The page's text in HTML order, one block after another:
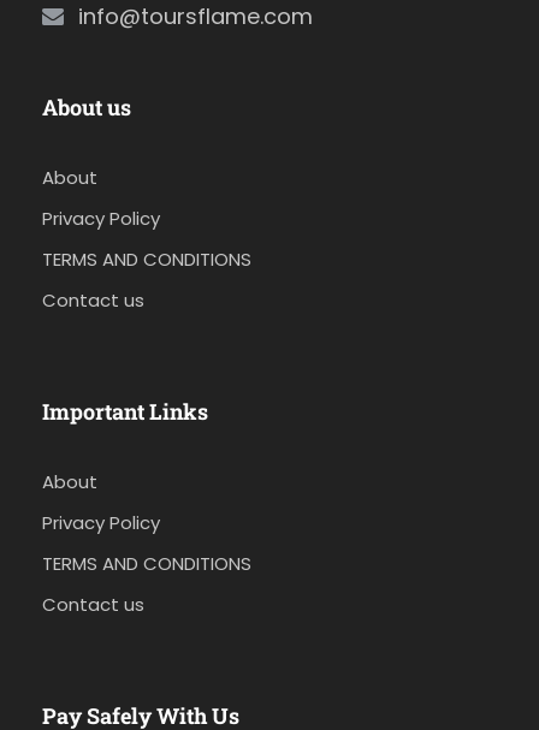
info@toursflame.com
About us
About
Privacy Policy
TERMS AND CONDITIONS
Contact us
Important Links
About
Privacy Policy
TERMS AND CONDITIONS
Contact us
Pay Safely With Us